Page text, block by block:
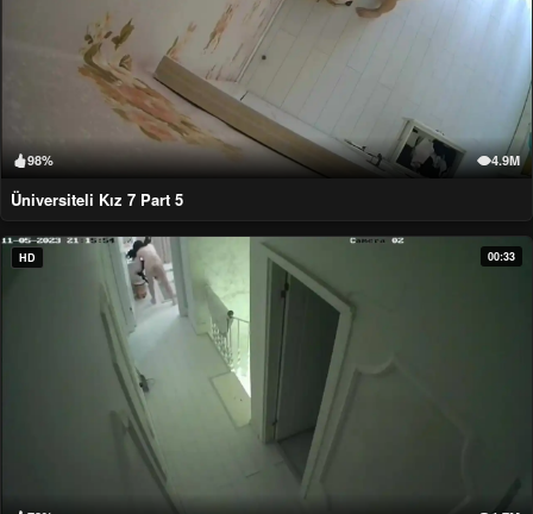
98% 4.9M
Üniversiteli Kız 7 Part 5
HD 00:33